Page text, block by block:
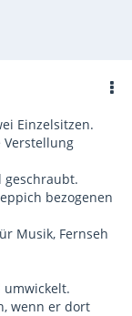
Einzelsitzen.
Verstellung
geschraubt.
bezogenen
Musik, Fernseh
umwickelt.
wenn er dort